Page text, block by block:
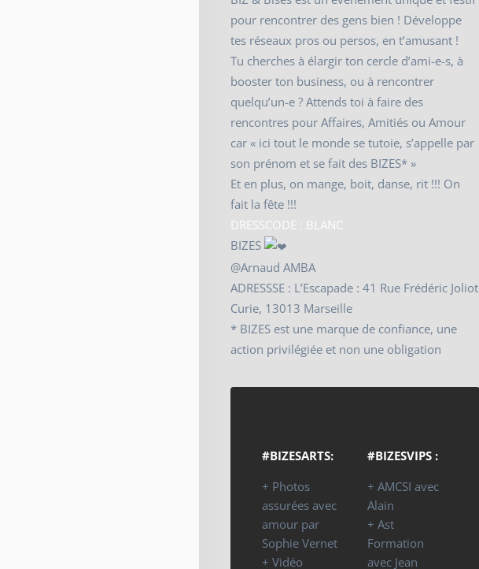
pour rencontrer des gens bien ! Développe
tes réseaux pros ou persos, en t’amusant !
Tu cherches à élargir ton cercle d’ami-e-s, à
booster ton business, ou à rencontrer
quelqu’un-e ? Attends toi à faire des
rencontres pour Affaires, Amitiés ou Amour
car « ici tout le monde se tutoie, s’appelle par
son prénom et se fait des BIZES* »
Et en plus, on mange, boit, danse, rit !!! On
fait la fête !!!
DRESSCODE : BLANC
BIZES
@Arnaud AMBA
ADRESSSE : L’Escapade : 41 Rue Frédéric Joliot
Curie, 13013 Marseille
* BIZES est une marque de confiance, une
action privilégiée et non une obligation
#BIZESARTS:
+ Photos
assurées avec
amour par
Sophie Vernet
+ Vidéo
#BIZESVIPS :
+ AMCSI avec
Alain
+ Ast
Formation
avec Jean